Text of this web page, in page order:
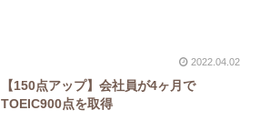
2022.04.02
【150点アップ】会社員が4ヶ月で
TOEIC900点を取得